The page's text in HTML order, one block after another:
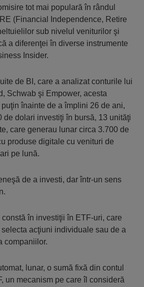
tot mai populară în rândul
(Financial Independence, Retire
sub nivelul veniturilor şi
a diferenţei în diverse instrumente
Insider.
de BI, care a analizat conturile lui
Schwab şi Empower, acesta
înainte de a împlini 26 de ani,
de dolari investiţi în bursă, 13 unităţi
care generau lunar circa 3.700 de
produse digitale cu venituri de
pe lună.
de a investi, dar într-un sens
în investiţii în ETF-uri, care
acţiuni individuale sau de a
companiilor.
lunar, o sumă fixă din contul
un mecanism pe care îl consideră